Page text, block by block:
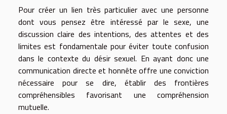
Pour créer un lien très particulier avec une personne
dont vous pensez être intéressé par le sexe, une
discussion claire des intentions, des attentes et des
limites est fondamentale pour éviter toute confusion
dans le contexte du désir sexuel. En ayant donc une
communication directe et honnête offre une conviction
nécessaire pour se dire, établir des frontières
compréhensibles favorisant une compréhension
mutuelle.